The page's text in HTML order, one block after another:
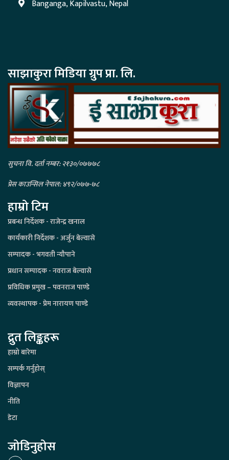
Banganga, Kapilvastu, Nepal
साझाकुरा मिडिया ग्रुप प्रा. लि.
सुचना वि. दर्ता नम्बर: २१३०/०७७७८
प्रेस काउन्सिल नेपाल: ४९२/०७७-७८
हाम्रो टिम
प्रबन्ध निर्देशक - राजेन्द्र खनाल
कार्यकारी निर्देशक - अर्जुन बेल्वासे
सम्पादक - भगवती न्यौपाने
प्रधान सम्पादक - नवराज बेल्वासे
प्रविधिक प्रमुख – पवनराज पाण्डे
व्यवस्थापक - प्रेम नारायण पाण्डे
द्रुत लिङ्कहरू
हाम्रो बारेमा
सम्पर्क गर्नुहोस्
विज्ञापन
नीति
डेटा
जोडिनुहोस